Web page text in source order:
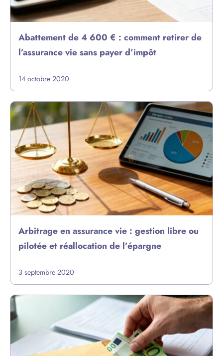
Abattement de 4 600 € : comment retirer de
l’assurance vie sans payer d’impôt
14 octobre 2020
Arbitrage en assurance vie : gestion libre ou
pilotée et réallocation de l’épargne
3 septembre 2020